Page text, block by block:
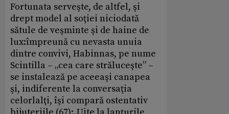
Fortunata serveşte, de altfel, şi
drept model al soţiei niciodată
sătule de veşminte şi de haine de
lux:împreună cu nevasta unuia
dintre convivi, Habinnas, pe nume
Scintilla – „cea care străluceşte” –
se instalează pe aceeaşi canapea
şi, indiferente la conversaţia
celorlalţi, îşi compară ostentativ